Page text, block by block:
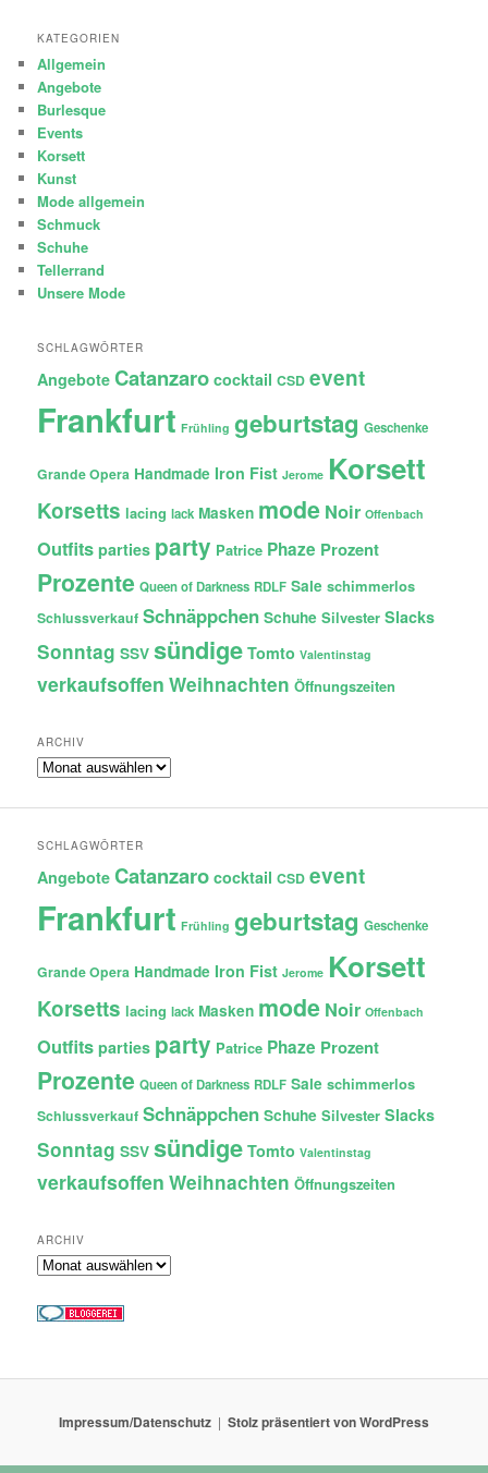
KATEGORIEN
Allgemein
Angebote
Burlesque
Events
Korsett
Kunst
Mode allgemein
Schmuck
Schuhe
Tellerrand
Unsere Mode
SCHLAGWÖRTER
Angebote Catanzaro cocktail CSD event
Frankfurt Frühling geburtstag Geschenke
Grande Opera Handmade Iron Fist Jerome Korsett
Korsetts lacing lack Masken mode Noir Offenbach
Outfits parties party Patrice Phaze Prozent
Prozente Queen of Darkness RDLF Sale schimmerlos
Schlussverkauf Schnäppchen Schuhe Silvester Slacks
Sonntag SSV sündige Tomto Valentinstag
verkaufsoffen Weihnachten Öffnungszeiten
ARCHIV
Archiv
SCHLAGWÖRTER
Angebote Catanzaro cocktail CSD event
Frankfurt Frühling geburtstag Geschenke
Grande Opera Handmade Iron Fist Jerome Korsett
Korsetts lacing lack Masken mode Noir Offenbach
Outfits parties party Patrice Phaze Prozent
Prozente Queen of Darkness RDLF Sale schimmerlos
Schlussverkauf Schnäppchen Schuhe Silvester Slacks
Sonntag SSV sündige Tomto Valentinstag
verkaufsoffen Weihnachten Öffnungszeiten
ARCHIV
Archiv
Impressum/Datenschutz Stolz präsentiert von WordPress